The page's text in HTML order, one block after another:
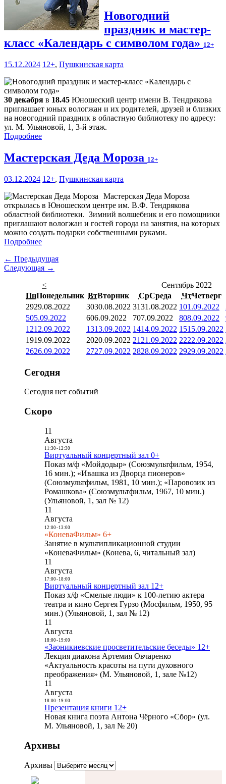
Новогодний
праздник и мастер-
класс «Календарь с символом года» 12+
15.12.2024 12+, Пушкинская карта
30 декабря в 18.45 Юношеский центр имени В. Тендрякова
приглашает юных вологжан и их родителей, друзей и близких
на новогодний праздник в областную библиотеку по адресу:
ул. М. Ульяновой, 1, 3-й этаж.
Подробнее
Мастерская Деда Мороза 12+
03.12.2024 12+, Пушкинская карта
Мастерская Деда Мороза
открылась в Юношеском центре им. В.Ф. Тендрякова
областной библиотеки. Зимний волшебник и его помощники
приглашают вологжан и гостей города на занятия, на которых
можно создать подарки собственными руками.
Подробнее
← Предыдущая
Следующая →
<
Сентябрь 2022
ПнПонедельник ВтВторник СрСреда ЧтЧетверг
2929.08.2022 3030.08.2022 3131.08.2022 101.09.2022
505.09.2022 606.09.2022 707.09.2022 808.09.2022
1212.09.2022 1313.09.2022 1414.09.2022 1515.09.2022
1919.09.2022 2020.09.2022 21 21.09.2022 2222.09.2022
2626.09.2022 2727.09.2022 2828.09.2022 2929.09.2022
Сегодня
Сегодня нет событий
Скоро
11
Августа
11:30- 12:30
Виртуальный концертный зал 0+
Показ м/ф «Мойдодыр» (Союзмультфильм, 1954,
16 мин.); «Ивашка из Дворца пионеров»
(Союзмультфильм, 1981, 10 мин.); «Паровозик из
Ромашкова» (Союзмультфильм, 1967, 10 мин.)
(Ульяновой, 1, зал № 12)
11
Августа
12:00- 13:00
«КоневаФильм» 6+
Занятие в мультипликационной студии
«КоневаФильм» (Конева, 6, читальный зал)
11
Августа
17:00- 18:00
Виртуальный концертный зал 12+
Показ х/ф «Смелые люди» к 100-летию актера
театра и кино Сергея Гурзо (Мосфильм, 1950, 95
мин.) (Ульяновой, 1, зал № 12)
11
Августа
18:00- 19:00
«Заоникиевские просветительские беседы» 12+
Лекция диакона Артемия Овчаренко
«Актуальность красоты на пути духовного
преображения» (М. Ульяновой, 1, зале №12)
11
Августа
18:00- 19:00
Презентация книги 12+
Новая книга поэта Антона Чёрного «Сбор» (ул.
М. Ульяновой, 1, зал № 20)
Архивы
Архивы